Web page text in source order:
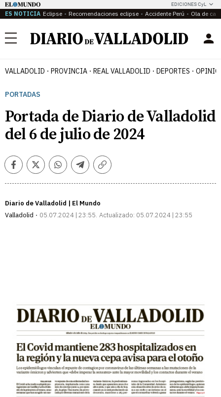
EDICIONES CyL
ES NOTICIA Eclipse Recomendaciones eclipse Accidente Perú Ola de
Menú
VALLADOLID PROVINCIA REAL VALLADOLID DEPORTES
PORTADAS
Portada de Diario de Valladolid
del 6 de julio de 2024
FacebookTwitterWhatsappTelegramCopiar
Diario de Valladolid | El Mundo
Valladolid
05.07.2024 | 23:55 Actualizado: 05.07.2024 | 23:55